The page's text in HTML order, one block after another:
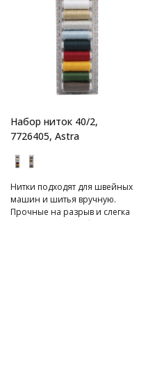
Набор ниток 40/2,
7726405, Astra
Нитки подходят для швейных
машин и шитья вручную.
Прочные на разрыв и слегка
эластичные, что обеспечивает